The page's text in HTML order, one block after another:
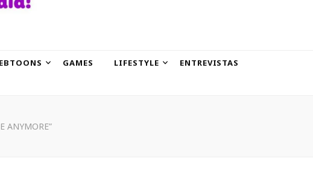
GAMES LIFESTYLE
ENTREVISTAS
ANYMORE”